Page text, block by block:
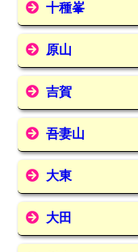
十種峯
原山
吉賀
吾妻山
大東
大田